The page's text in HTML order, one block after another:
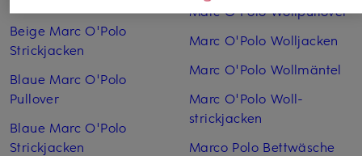
Beige Marc O'Polo
Strickjacken
Blaue Marc O'Polo
Pullover
Blaue Marc O'Polo
Strickjacken
Marc O'Polo Wollpullover
Marc O'Polo Woll­jacken
Marc O'Polo Woll­mäntel
Marc O'Polo Woll­
strickjacken
Marco Polo Bettwäsche